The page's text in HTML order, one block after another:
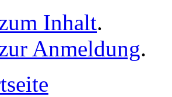
Inhalt.
Anmeldung.